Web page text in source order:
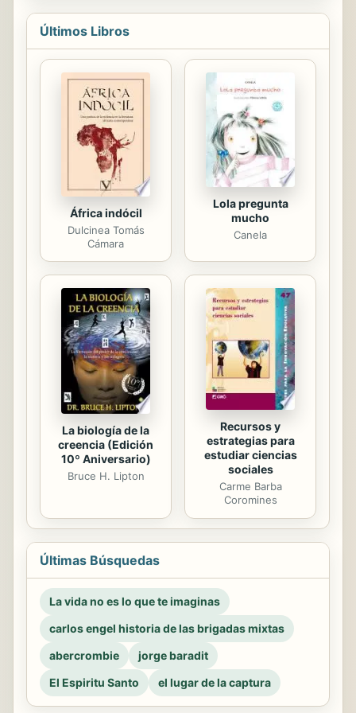
Crisis fue por Rebasamiento y no de
Competitividad, que la Guerra de las
originó un millón de parados, que la
oferta monetaria ?per se? no es
inflacionaria, que la liberalización de
los tipos de interés y de la banca fue
perjudición para la sociedad y para la
propia banca. Propone la Tasa de
Interés Prevaleciente, la...
Últimos Libros
África indócil
Dulcinea Tomás
Cámara
Lola pregunta
mucho
Canela
La biología de la
creencia (Edición
10º Aniversario)
Bruce H. Lipton
Recursos y
estrategias para
estudiar ciencias
sociales
Carme Barba
Coromines
Últimas Búsquedas
La vida no es lo que te imaginas
carlos engel historia de las brigadas mixtas
abercrombie
jorge baradit
El Espiritu Santo
el lugar de la captura